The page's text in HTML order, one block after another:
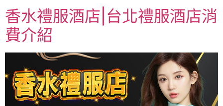
香水禮服酒店|台北禮服酒店消
費介紹